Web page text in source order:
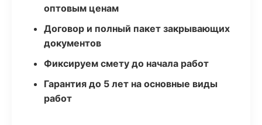
оптовым ценам
Договор и полный пакет закрывающих
документов
Фиксируем смету до начала работ
Гарантия до 5 лет на основные виды
работ